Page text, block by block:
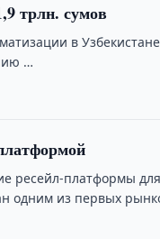
трлн. сумов
в
…
ресейл-платформы для
одним из первых